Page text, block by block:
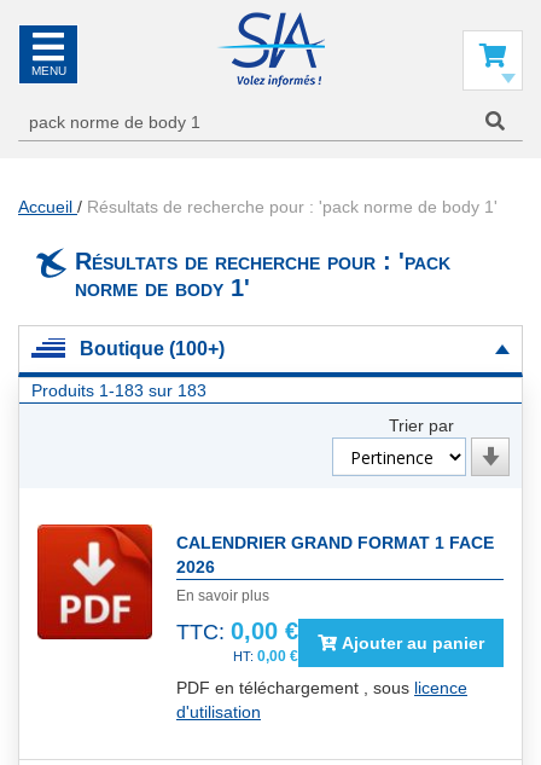
Accueil Résultats de recherche pour : 'pack norme de body 1'
Résultats de recherche pour : 'pack
norme de body 1'
Boutique (100+)
Produits 1-183 sur 183
Trier par
Par
ordre
CALENDRIER GRAND FORMAT 1 FACE
2026
En savoir plus
TTC: 0,00 €
0,00 €
Ajouter au panier
PDF en téléchargement , sous licence
d'utilisation